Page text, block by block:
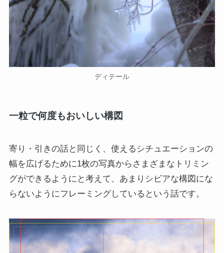
ディテール
一粒で何度もおいしい構図
寄り・引きの話と同じく、使えるシチュエーションの
幅を広げるために1枚の写真からさまざまなトリミン
グができるようにと考えて、あまりシビアな構図にな
らないようにフレーミングしているという話です。